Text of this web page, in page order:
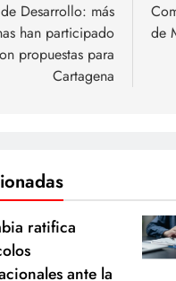
Desarrollo: más
han participado
propuestas para
Cartagena
de
ratifica
ante la